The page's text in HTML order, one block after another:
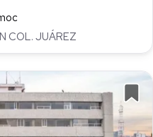
COL. JUÁREZ